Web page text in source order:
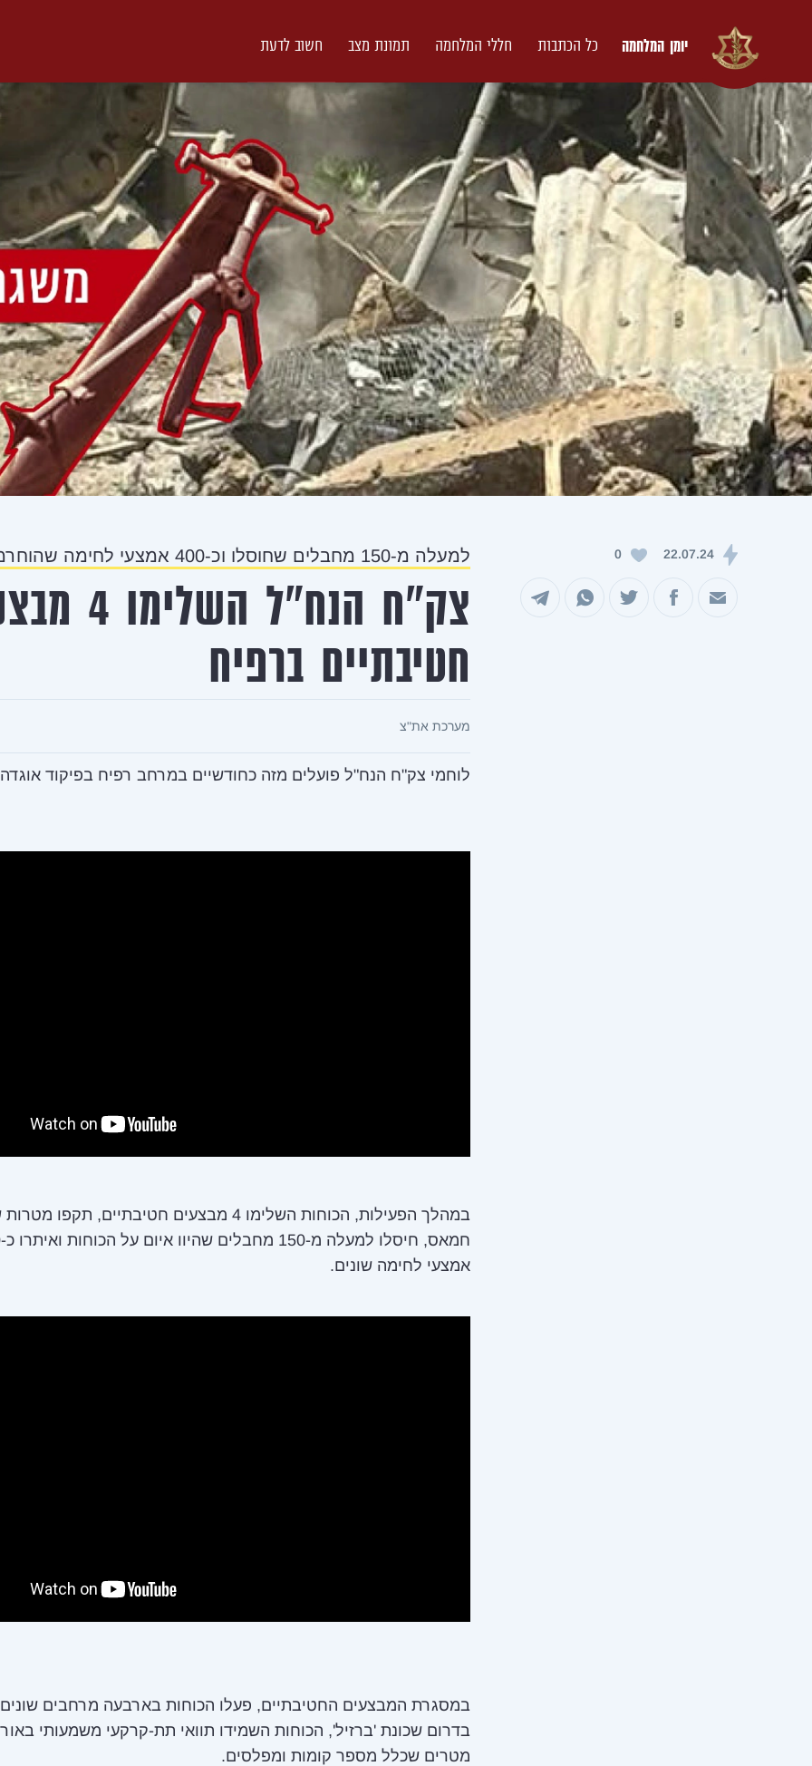
יומן המלחמה כל הכתבות חללי המלחמה תמונת מצב חשוב לדעת
למעלה מ-150 מחבלים שחוסלו וכ-400 אמצעי לחימה שהוחרמו:
שיתוף במיילשיתוף בפייסבוק
שיתוף בטוויטרשיתוף בוואטסאפ
שיתוף בטלגרם
צק"ח הנח"ל
חטיבתיים ברפיח
22.07.24
0
מערכת את"צ
לוחמי צק"ח הנח"ל פועלים מזה כחודשיים במרחב רפיח בפיקוד אוגדה
במהלך הפעילות, הכוחות השלימו 4 מבצעים חטיבתיים, תקפו
אמצעי לחימה שונים.
במסגרת המבצעים החטיבתיים, פעלו הכוחות בארבעה מרחבים
בדרום שכונת 'ברזיל', הכוחות השמידו תוואי תת-קרקעי משמעותי
מטרים שכלל מספר קומות ומפלסים.